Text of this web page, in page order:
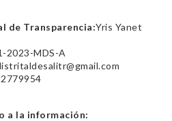
de Transparencia:Yris Yanet
2023-MDS-A
a la información: